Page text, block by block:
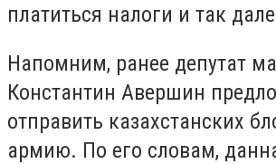
платиться налоги и так
Напомним, ранее депутат
Константин Авершин
отправить казахстанских
армию. По его словам,